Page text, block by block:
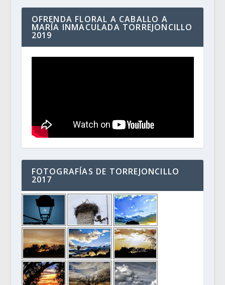
OFRENDA FLORAL A CABALLO A
MARÍA INMACULADA TORREJONCILLO
2019
FOTOGRAFÍAS DE TORREJONCILLO
2017